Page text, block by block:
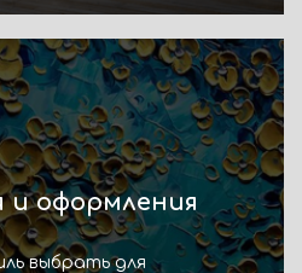
и оформления
выбрать для